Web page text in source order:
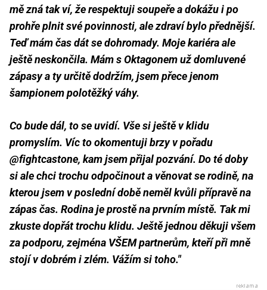
mě zná tak ví, že respektuji soupeře a dokážu i po
prohře plnit své povinnosti, ale zdraví bylo přednější.
Teď mám čas dát se dohromady. Moje kariéra ale
ještě neskončila. Mám s Oktagonem už domluvené
zápasy a ty určitě dodržím, jsem přece jenom
šampionem polotěžký váhy.
Co bude dál, to se uvidí. Vše si ještě v klidu
promyslím. Víc to okomentuji brzy v pořadu
@fightcastone, kam jsem přijal pozvání. Do té doby
si ale chci trochu odpočinout a věnovat se rodině, na
kterou jsem v poslední době neměl kvůli přípravě na
zápas čas. Rodina je prostě na prvním místě. Tak mi
zkuste dopřát trochu klidu. Ještě jednou děkuji všem
za podporu, zejména VŠEM partnerům, kteří při mně
stojí v dobrém i zlém. Vážím si toho."